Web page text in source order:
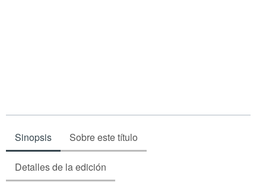
Sinopsis Sobre este título
Detalles de la edición